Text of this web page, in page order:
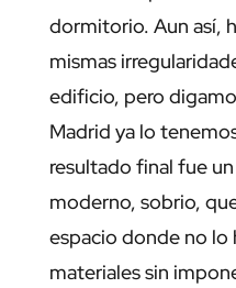
dormitorio. Aun así,
mismas
edificio, pero
Madrid ya lo
resultado final fue
moderno, sobrio,
espacio donde no lo
materiales sin